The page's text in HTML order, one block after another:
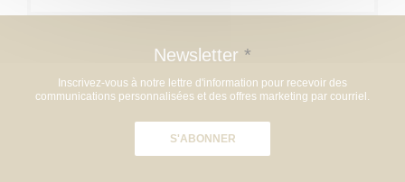
Newsletter *
Inscrivez-vous à notre lettre d'information pour recevoir des
communications personnalisées et des offres marketing par courriel.
S'ABONNER